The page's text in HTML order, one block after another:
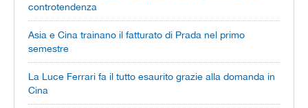
controtendenza
Asia e Cina trainano il fatturato di Prada nel primo
semestre
La Luce Ferrari fa il tutto esaurito grazie alla domanda in
Cina